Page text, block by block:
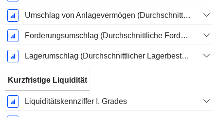
Umschlag von Anlagevermögen (Durchschnittliches Anlagevermögen)
Forderungsumschlag (Durchschnittliche Forderungen)
Lagerumschlag (Durchschnittlicher Lagerbestand)
Kurzfristige Liquidität
Liquiditätskennziffer I. Grades